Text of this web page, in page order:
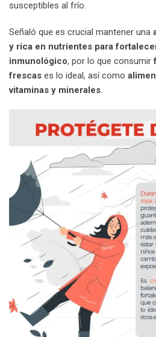
susceptibles al frío.
Señaló que es crucial mantener una
y rica en nutrientes para
inmunológico, por lo que consumir
frescas es lo ideal, así como
vitaminas y minerales.